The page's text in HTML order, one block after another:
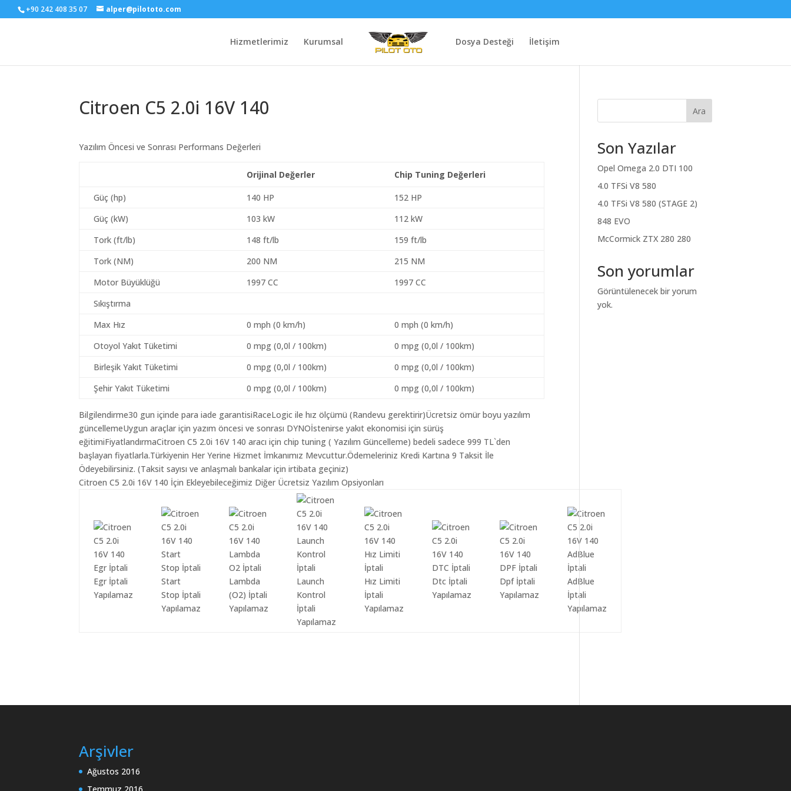
+90 242 408 35 07 alper@pilototo.com
Hizmetlerimiz Kurumsal Dosya Desteği İletişim
Citroen C5 2.0i 16V 140
Yazılım Öncesi ve Sonrası Performans Değerleri
Orijinal Değerler Chip Tuning Değerleri
Güç (hp) 140 HP
152 HP
Güç (kW)
103 kW
112 kW
Tork (ft/lb)
148 ft/lb
159 ft/lb
Tork (NM)
200 NM
215 NM
Motor Büyüklüğü
1997 CC
1997 CC
Sıkıştırma
Max Hız
0 mph (0 km/h)
0 mph (0 km/h)
Otoyol Yakıt Tüketimi
0 mpg (0,0l / 100km)
0 mpg (0,0l / 100km)
Birleşik Yakıt Tüketimi
0 mpg (0,0l / 100km)
0 mpg (0,0l / 100km)
Şehir Yakıt Tüketimi
0 mpg (0,0l / 100km) 0 mpg (0,0l / 100km)
Bilgilendirme30 gun içinde para iade garantisiRaceLogic ile hız ölçümü (Randevu gerektirir)Ücretsiz ömür boyu yazılım
güncellemeUygun araçlar için yazım öncesi ve sonrası DYNOİstenirse yakıt ekonomisi için sürüş
eğitimiFiyatlandırmaCitroen C5 2.0i 16V 140 aracı için chip tuning ( Yazılım Güncelleme) bedeli sadece 999 TL`den
başlayan fiyatlarla.Türkiyenin Her Yerine Hizmet İmkanımız Mevcuttur.Ödemeleriniz Kredi Kartına 9 Taksit İle
Ödeyebilirsiniz. (Taksit sayısı ve anlaşmalı bankalar için irtibata geçiniz)
Citroen C5 2.0i 16V 140 İçin Ekleyebileceğimiz Diğer Ücretsiz Yazılım Opsiyonları
Egr İptali
Yapılamaz
Start
Stop İptali
Yapılamaz
Lambda
(O2) İptali
Yapılamaz
Launch
Kontrol
İptali
Yapılamaz
Hız Limiti
İptali
Yapılamaz
Dtc İptali
Yapılamaz
Dpf İptali
Yapılamaz
AdBlue
İptali
Yapılamaz
Ara
Son Yazılar
Opel Omega 2.0 DTI 100
4.0 TFSi V8 580
4.0 TFSi V8 580 (STAGE 2)
848 EVO
McCormick ZTX 280 280
Son yorumlar
Görüntülenecek bir yorum
yok.
Arşivler
Ağustos 2016
Temmuz 2016